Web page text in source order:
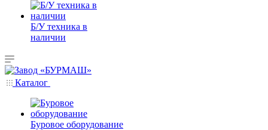
Б/У техника в
наличии
Каталог
Буровое оборудование